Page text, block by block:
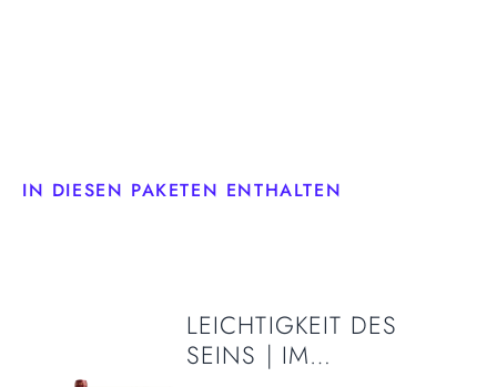
IN DIESEN PAKETEN ENTHALTEN
LEICHTIGKEIT DES
SEINS | IM